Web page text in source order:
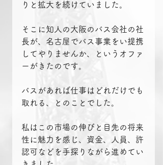
りと拡大を続けていました。
そこに知人の大阪のバス会社の社
長が、名古屋でバス事業をい提携
してやりませんか、というオファ
ーがきたのです。
バスがあれば仕事はどれだけでも
取れる、とのことでした。
私はこの市場の伸びと目先の将来
性に魅力を感じ、資金、人員、許
認可などを手探りながら進めてい